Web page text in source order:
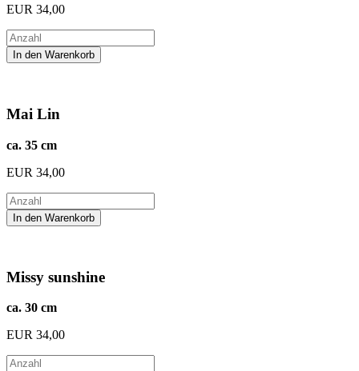
EUR 34,00
Mai Lin
ca. 35 cm
EUR 34,00
Missy sunshine
ca. 30 cm
EUR 34,00